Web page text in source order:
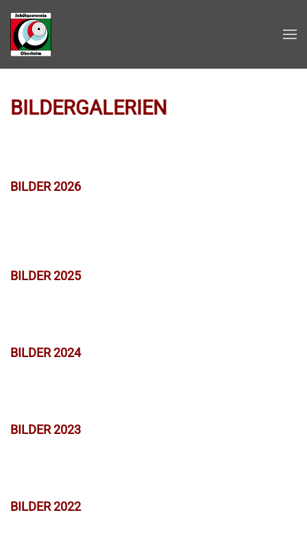
Zum Hauptinhalt springen
BILDERGALERIEN
BILDER 2026
BILDER 2025
BILDER 2024
BILDER 2023
BILDER 2022